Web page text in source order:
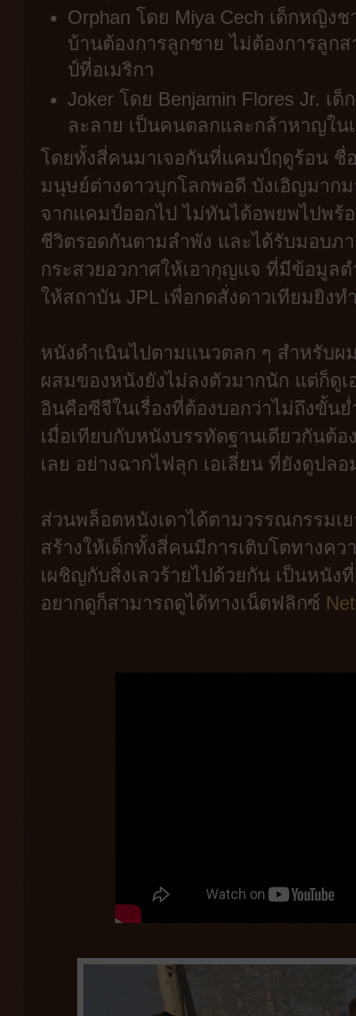
Orphan โดย Miya Cech เด็กหญิง
บ้านต้องการลูกชาย ไม่ต้องการลูก
ป์ที่อเมริกา
Joker โดย Benjamin Flores Jr. เ
ละลาย เป็นคนตลกและกล้าหาญใน
โดยทั้งสี่คนมาเจอกันที่แคมป์ฤดูร้อน ชื่
มนุษย์ต่างดาวบุกโลกพอดี บังเอิญมาก
จากแคมป์ออกไป ไม่ทันได้อพยพไปพร้
ชีวิตรอดกันตามลำพัง และได้รับมอบภ
กระสวยอวกาศให้เอากุญแจ ที่มีข้อมูล
ให้สถาบัน JPL เพื่อกดสั่งดาวเทียมยิง
หนังดำเนินไปตามแนวตลก ๆ สำหรับผ
ผสมของหนังยังไม่ลงตัวมากนัก แต่ก็ดู
อินคือซีจีในเรื่องที่ต้องบอกว่าไม่ถึงขั้น
เมื่อเทียบกับหนังบรรทัดฐานเดียวกันต้
เลย อย่างฉากไฟลุก เอเลี่ยน ที่ยังดูปลอ
ส่วนพล็อตหนังเดาได้ตามวรรณกรรมเ
สร้างให้เด็กทั้งสี่คนมีการเติบโตทางค
เผชิญกับสิ่งเลวร้ายไปด้วยกัน เป็นหนั
อยากดูก็สามารถดูได้ทางเน็ตฟลิกซ์